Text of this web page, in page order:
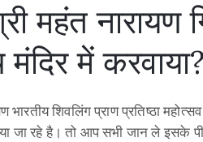
महंत नारायण
में करवाया?
भारतीय शिवलिंग प्राण प्रतिष्ठा
जा रहे है। तो आप सभी जान ले इसके